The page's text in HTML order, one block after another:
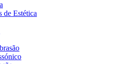
de Estética